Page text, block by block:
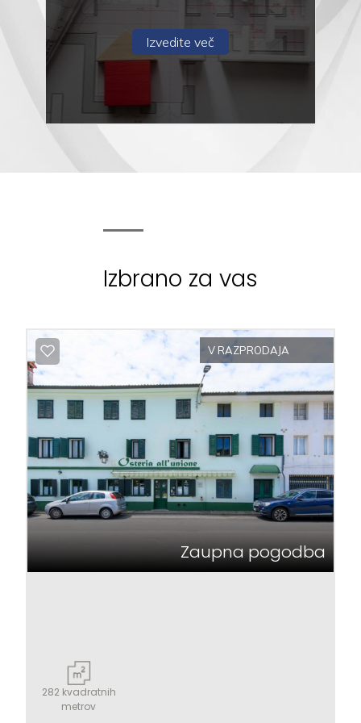
Izvedite več
Izbrano za vas
V RAZPRODAJA
Zaupna pogodba
282 kvadratnih
metrov
Kateri koli
Najmanjše
število
sob
Kateri koli
1
2
5